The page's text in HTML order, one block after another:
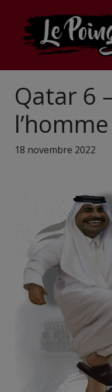
Qatar 6
18 novembre 2022